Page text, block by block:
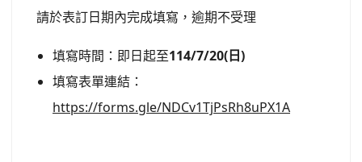
請於表訂日期內完成填寫，逾期不受理
填寫時間：即日起至114/7/20(日)
填寫表單連結：
https://forms.gle/NDCv1TjPsRh8uPX1A